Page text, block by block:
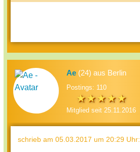
Ae (24) aus Berlin
Postings: 110
Mitglied seit 25.11.2016
schrieb am 05.03.2017 um 20:29 Uhr: